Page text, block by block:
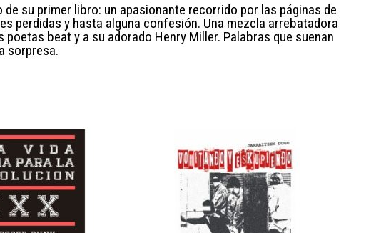
su primer libro: un apasionante recorrido por las páginas de
perdidas y hasta alguna confesión. Una mezcla arrebatadora
beat y a su adorado Henry Miller. Palabras que suenan
sorpresa.